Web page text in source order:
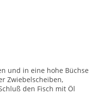
und in eine hohe Büchse
Zwiebelscheiben,
den Fisch mit Öl